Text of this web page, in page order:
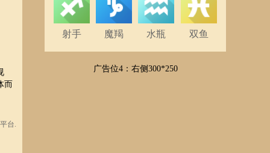
而
台.
射手 魔羯 水瓶 双鱼
广告位4：右侧300*250